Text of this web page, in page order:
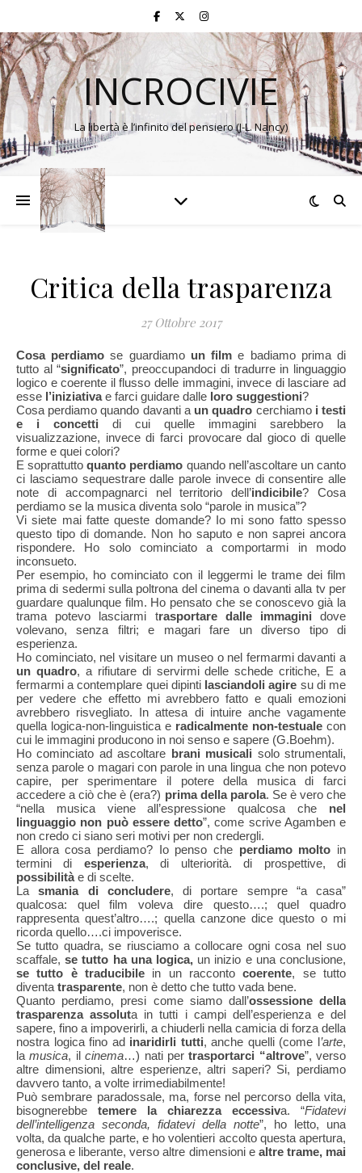
INCROCIVIE
La libertà è l’infinito del pensiero (J-L. Nancy)
Critica della trasparenza
27 Ottobre 2017
Cosa perdiamo se guardiamo un film e badiamo prima di
tutto al “significato”, preoccupandoci di tradurre in linguaggio
logico e coerente il flusso delle immagini, invece di lasciare ad
esse l’iniziativae farci guidare dalle loro suggestioni?
Cosa perdiamo quando davanti a un quadro cerchiamo i testi
e i concetti di cui quelle immagini sarebbero la
visualizzazione, invece di farci provocare dal gioco di quelle
forme e quei colori?
E soprattuttoquanto perdiamo quando nell’ascoltare un canto
ci lasciamo sequestrare dalle parole invece di consentire alle
note di accompagnarci nel territorio dell’indicibile? Cosa
perdiamo se la musica diventa solo “parole in musica”?
Vi siete mai fatte queste domande? Io mi sono fatto spesso
questo tipo di domande. Non ho saputo e non saprei ancora
rispondere. Ho solo cominciato a comportarmi in modo
inconsueto.
Per esempio, ho cominciato con il leggermi le trame dei film
prima di sedermi sulla poltrona del cinema o davanti alla tv per
guardare qualunque film. Ho pensato che se conoscevo già la
trama potevo lasciarmi trasportare dalle immagini dove
volevano, senza filtri; e magari fare un diverso tipo di
esperienza.
Ho cominciato, nel visitare un museo o nel fermarmi davanti a
un quadro, a rifiutare di servirmi delle schede critiche, E a
fermarmi a contemplare quei dipinti lasciandoli agire su di me
per vedere che effetto mi avrebbero fatto e quali emozioni
avrebbero risvegliato. In attesa di intuire anche vagamente
quella logica-non-linguistica e radicalmente non-testuale con
cui le immagini producono in noi senso e sapere (G.Boehm).
Ho cominciato ad ascoltare brani musicali solo strumentali,
senza parole o magari con parole in una lingua che non potevo
capire, per sperimentare il potere della musica di farci
accedere a ciò che è (era?) prima della parola. Se è vero che
“nella musica viene all’espressione qualcosa che nel
linguaggio non può essere detto”, come scrive Agamben e
non credo ci siano seri motivi per non credergli.
E allora cosa perdiamo? Io penso che perdiamo molto in
termini di esperienza, di ulteriorità. di prospettive, di
possibilità e di scelte.
Lasmania di concludere, di portare sempre “a casa”
qualcosa: quel film voleva dire questo….; quel quadro
rappresenta quest’altro….; quella canzone dice questo o mi
ricorda quello….ci impoverisce.
Se tutto quadra, se riusciamo a collocare ogni cosa nel suo
scaffale,se tutto ha una logica, un inizio e una conclusione,
se tutto è traducibile in un raccontocoerente, se tutto
diventa trasparente, non è detto che tutto vada bene.
Quanto perdiamo, presi come siamo dall’ossessione della
trasparenza assoluta in tutti i campi dell’esperienza e del
sapere, fino a impoverirli, a chiuderli nella camicia di forza della
nostra logica fino ad inaridirli tutti, anche quelli (come l’arte,
lamusica, ilcinema…) nati pertrasportarci “altrove”, verso
altre dimensioni, altre esperienze, altri saperi? Si, perdiamo
davvero tanto, a volte irrimediabilmente!
Può sembrare paradossale, ma, forse nel percorso della vita,
bisognerebbe temere la chiarezza eccessiva. “Fidatevi
dell’intelligenza seconda, fidatevi della notte”, ho letto, una
volta, da qualche parte, e ho volentieri accolto questa apertura,
generosa e liberante, verso altre dimensioni e altre trame, mai
conclusive, del reale.